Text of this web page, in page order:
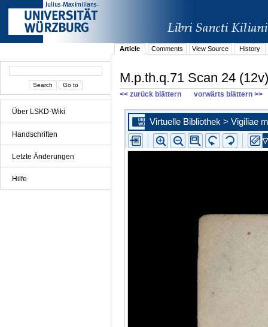
Über LSKD-Wiki
Handschriften
Letzte Änderungen
Hilfe
Article Comments View Source History
M.p.th.q.71 Scan 24 (12v)
<< zurück blättern vorwärts blättern >>